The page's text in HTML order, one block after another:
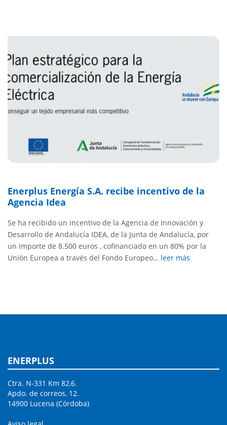
Enerplus Energía S.A. recibe incentivo de la
Agencia Idea
Se ha recibido un incentivo de la Agencia de Innovación y
Desarrollo de Andalucía IDEA, de la Junta de Andalucía, por
un importe de 8.500 euros , cofinanciado en un 80% por la
Unión Europea a través del Fondo Europeo… leer más
ENERPLUS
Ctra. N-331 Km 82,6.
Apdo. de correos, 12.
14900 Lucena (Córdoba)